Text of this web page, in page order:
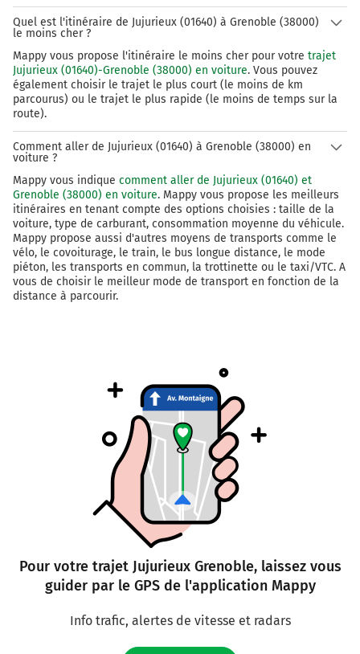
Quel est l'itinéraire de Jujurieux (01640) à Grenoble (38000)
le moins cher ?
Mappy vous propose l'itinéraire le moins cher pour votre trajet
Jujurieux (01640)-Grenoble (38000) en voiture. Vous pouvez
également choisir le trajet le plus court (le moins de km
parcourus) ou le trajet le plus rapide (le moins de temps sur la
route).
Comment aller de Jujurieux (01640) à Grenoble (38000) en
voiture ?
Mappy vous indique comment aller de Jujurieux (01640) et
Grenoble (38000) en voiture. Mappy vous propose les meilleurs
itinéraires en tenant compte des options choisies : taille de la
voiture, type de carburant, consommation moyenne du véhicule.
Mappy propose aussi d'autres moyens de transports comme le
vélo, le covoiturage, le train, le bus longue distance, le mode
piéton, les transports en commun, la trottinette ou le taxi/VTC. A
vous de choisir le meilleur mode de transport en fonction de la
distance à parcourir.
Pour votre trajet Jujurieux Grenoble, laissez vous
guider par le GPS de l'application Mappy
Info trafic, alertes de vitesse et radars